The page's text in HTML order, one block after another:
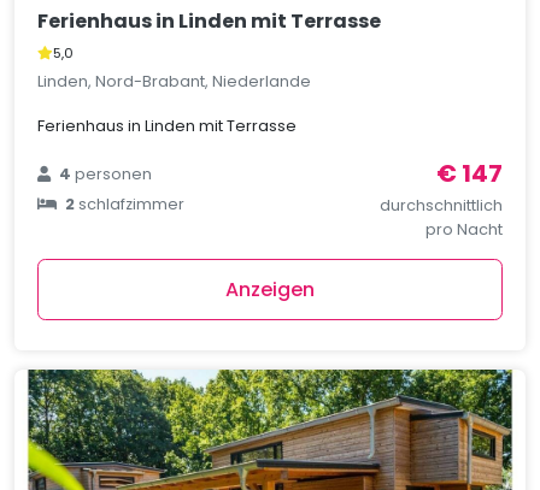
Ferienhaus in Linden mit Terrasse
5,0
Linden, Nord-Brabant, Niederlande
Ferienhaus in Linden mit Terrasse
4personen
2schlafzimmer
€ 147
durchschnittlich
pro Nacht
Anzeigen